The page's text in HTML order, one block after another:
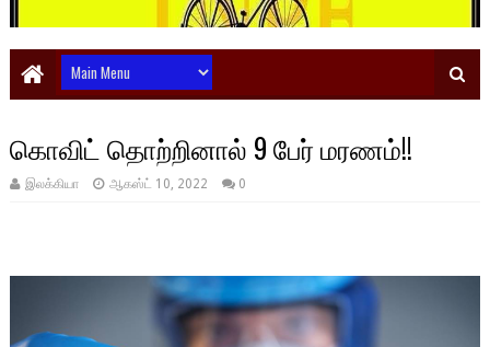
கொவிட் தொற்றினால் 9 பேர் மரணம்!!
இலக்கியா ஆகஸ்ட் 10, 2022 0